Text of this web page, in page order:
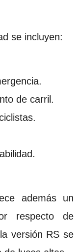
se incluyen:
de carril.
además un
respecto de
versión RS se